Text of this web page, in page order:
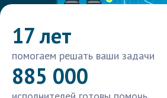
17 лет
помогаем решать ваши задачи
885 000